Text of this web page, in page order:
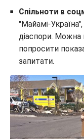
Спільноти в
"Майамі-
діаспори. Можна
попросити
запитати.